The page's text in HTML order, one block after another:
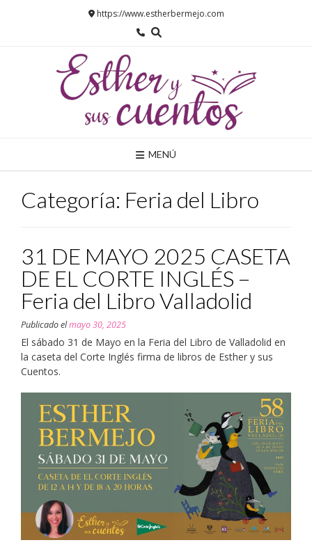
https://www.estherbermejo.com
MENÚ
Categoría: Feria del Libro
31 DE MAYO 2025 CASETA
DE EL CORTE INGLÉS –
Feria del Libro Valladolid
Publicado elmayo 30, 2025
El sábado 31 de Mayo en la Feria del Libro de Valladolid en
la caseta del Corte Inglés firma de libros de Esther y sus
Cuentos.